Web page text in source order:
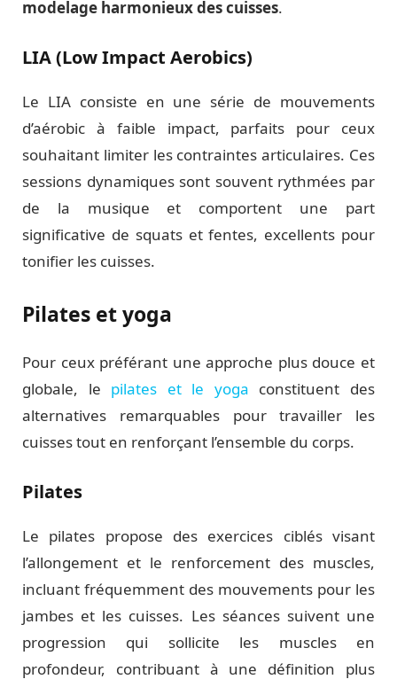
modelage harmonieux des cuisses.
LIA (Low Impact Aerobics)
Le LIA consiste en une série de mouvements
d’aérobic à faible impact, parfaits pour ceux
souhaitant limiter les contraintes articulaires. Ces
sessions dynamiques sont souvent rythmées par
de la musique et comportent une part
significative de squats et fentes, excellents pour
tonifier les cuisses.
Pilates et yoga
Pour ceux préférant une approche plus douce et
globale, le pilates et le yoga constituent des
alternatives remarquables pour travailler les
cuisses tout en renforçant l’ensemble du corps.
Pilates
Le pilates propose des exercices ciblés visant
l’allongement et le renforcement des muscles,
incluant fréquemment des mouvements pour les
jambes et les cuisses. Les séances suivent une
progression qui sollicite les muscles en
profondeur, contribuant à une définition plus